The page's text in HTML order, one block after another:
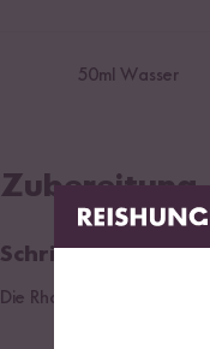
50ml Wasser
Zubereitung
Schritt 01
Die Rhabarber-Stängel